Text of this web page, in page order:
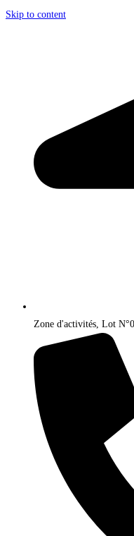
Skip to content
Zone d'activités, Lot